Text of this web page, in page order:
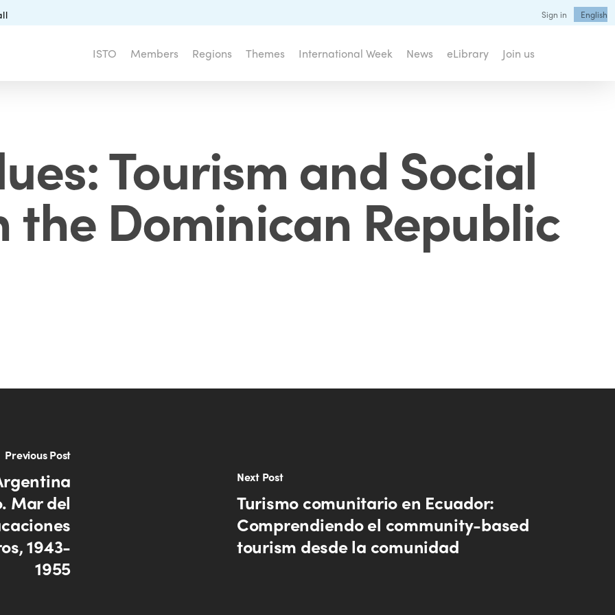
Sign in English
ISTO Members Regions Themes International Week News eLibrary Join us
Tourism and Social
the Dominican Republic
Previous Post
Mar del
1943-
1955
Next Post
Turismo comunitario en Ecuador:
Comprendiendo el community-based
tourism desde la comunidad